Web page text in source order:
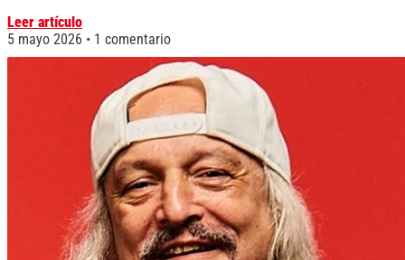
Leer artículo
5 mayo 2026
1 comentario